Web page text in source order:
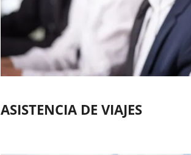
ASISTENCIA DE VIAJES